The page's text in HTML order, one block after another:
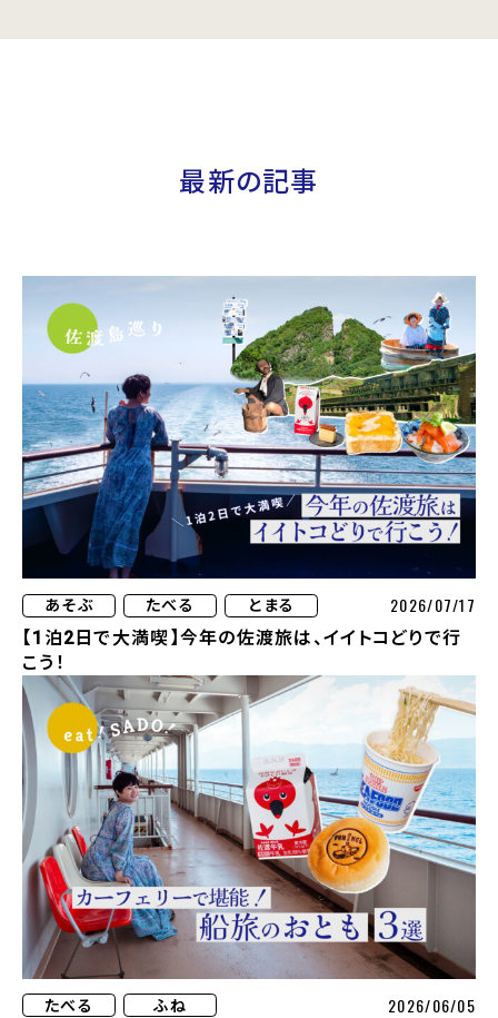
最新の記事
あそぶ たべる とまる 2026/07/17
【1泊2日で大満喫】今年の佐渡旅は、イイトコどりで行
こう！
たべる ふね 2026/06/05